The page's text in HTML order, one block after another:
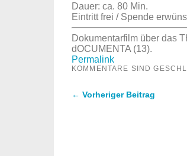
Dauer: ca. 80 Min.
Eintritt frei / Spende
Dokumentarfilm über das
dOCUMENTA (13).
Permalink
KOMMENTARE SIND
← Vorheriger Beitrag